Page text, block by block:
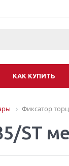
КАК КУПИТЬ
Фиксатор
ST